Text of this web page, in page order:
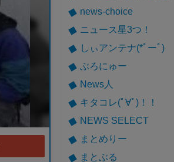
news-choice
ニュース星3つ！
しぃアンテナ(*ﾟーﾟ)
ぶろにゅー
News人
キタコレ(ﾟ∀ﾟ)！！
NEWS SELECT
まとめりー
まとぶる